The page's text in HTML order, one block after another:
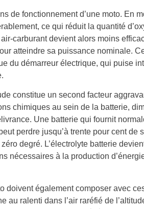
de fonctionnement d’une moto. En
ce qui réduit la quantité
carburant devient alors moins
atteindre sa puissance nominale.
du démarreur électrique, qui puise
constitue un second facteur
chimiques au sein de la batterie,
Une batterie qui fournit
perdre jusqu’à trente pour cent de
degré. L’électrolyte batterie
nécessaires à la production
doivent également composer avec
au ralenti dans l’air raréfié de